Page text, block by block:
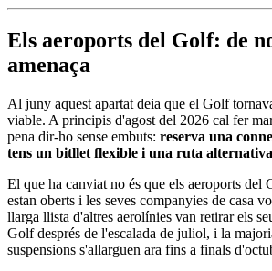
Els aeroports del Golf: de
amenaça
Al juny aquest apartat deia que el Golf
viable. A principis d'agost del 2026 cal fer
pena dir-ho sense embuts: reserva una
tens un bitllet flexible i una ruta
El que ha canviat no és que els aeroports
estan oberts i les seves companyies de casa
llarga llista d'altres aerolínies van retirar els
Golf després de l'escalada de juliol, i la
suspensions s'allarguen ara fins a finals